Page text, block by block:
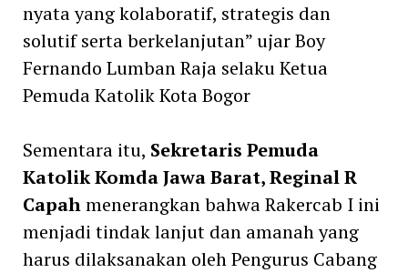
nyata yang kolaboratif, strategis dan
solutif serta berkelanjutan” ujar Boy
Fernando Lumban Raja selaku Ketua
Pemuda Katolik Kota Bogor
Sementara itu, Sekretaris Pemuda
Katolik Komda Jawa Barat, Reginal R
Capahmenerangkan bahwa Rakercab I ini
menjadi tindak lanjut dan amanah yang
harus dilaksanakan oleh Pengurus Cabang